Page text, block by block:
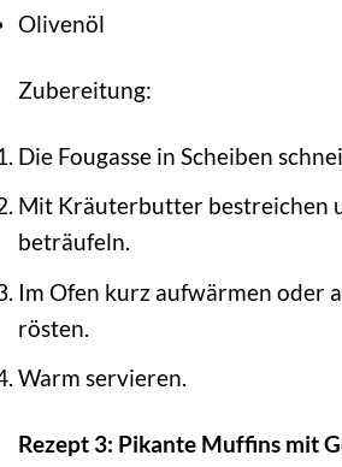
Olivenöl
Zubereitung:
Die Fougasse in Scheiben
Mit Kräuterbutter bestreichen
beträufeln.
Im Ofen kurz aufwärmen oder
rösten.
Warm servieren.
Rezept 3: Pikante Muffins mit